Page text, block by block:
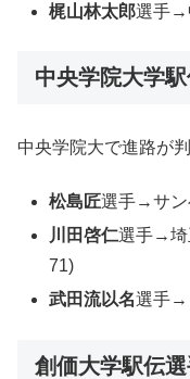
梶山林太郎選手→
中央学院大学
中央学院大で進路が
松島匠選手→サン
川田啓仁選手→埼
71)
武田流以名選手→
創価大学駅伝